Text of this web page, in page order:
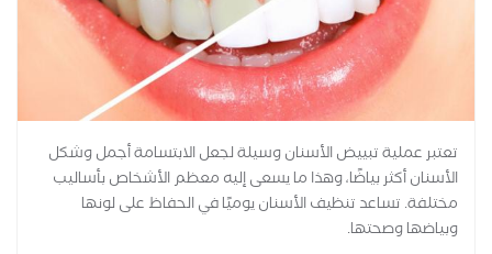
تعتبر عملية تبييض الأسنان وسيلة لجعل الابتسامة أجمل وشكل
الأسنان أكثر بياضًا، وهذا ما يسعى إليه معظم الأشخاص بأساليب
مختلفة. تساعد تنظيف الأسنان يوميًا في الحفاظ على لونها
وبياضها وصحتها.